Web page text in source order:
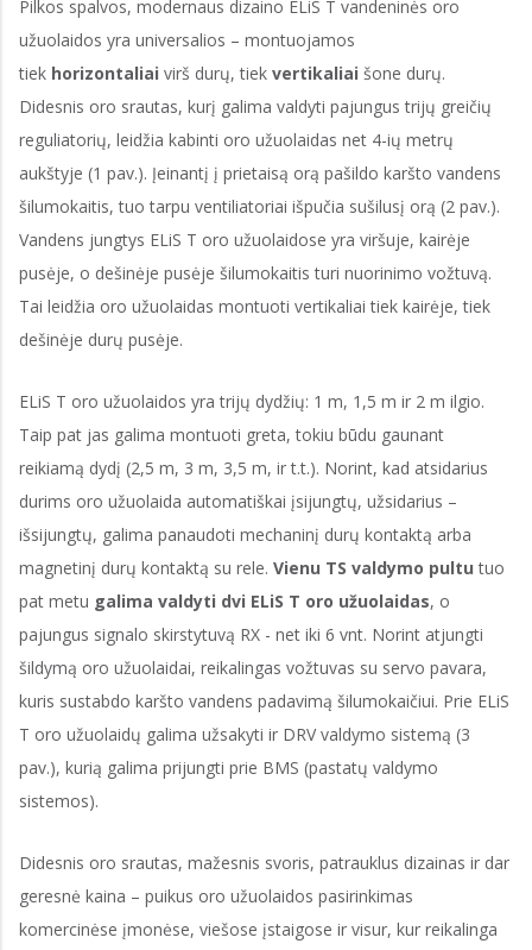
Pilkos spalvos, modernaus dizaino ELiS T vandeninės oro
užuolaidos yra universalios – montuojamos
tiek horizontaliai virš durų, tiek vertikaliai šone durų.
Didesnis oro srautas, kurį galima valdyti pajungus trijų greičių
reguliatorių, leidžia kabinti oro užuolaidas net 4-ių metrų
aukštyje (1 pav.). Įeinantį į prietaisą orą pašildo karšto vandens
šilumokaitis, tuo tarpu ventiliatoriai išpučia sušilusį orą (2 pav.).
Vandens jungtys ELiS T oro užuolaidose yra viršuje, kairėje
pusėje, o dešinėje pusėje šilumokaitis turi nuorinimo vožtuvą.
Tai leidžia oro užuolaidas montuoti vertikaliai tiek kairėje, tiek
dešinėje durų pusėje.
ELiS T oro užuolaidos yra trijų dydžių: 1 m, 1,5 m ir 2 m ilgio.
Taip pat jas galima montuoti greta, tokiu būdu gaunant
reikiamą dydį (2,5 m, 3 m, 3,5 m, ir t.t.). Norint, kad atsidarius
durims oro užuolaida automatiškai įsijungtų, užsidarius –
išsijungtų, galima panaudoti mechaninį durų kontaktą arba
magnetinį durų kontaktą su rele. Vienu TS valdymo pultu tuo
pat metu galima valdyti dvi ELiS T oro užuolaidas, o
pajungus signalo skirstytuvą RX - net iki 6 vnt. Norint atjungti
šildymą oro užuolaidai, reikalingas vožtuvas su servo pavara,
kuris sustabdo karšto vandens padavimą šilumokaičiui. Prie ELiS
T oro užuolaidų galima užsakyti ir DRV valdymo sistemą (3
pav.), kurią galima prijungti prie BMS (pastatų valdymo
sistemos).
Didesnis oro srautas, mažesnis svoris, patrauklus dizainas ir dar
geresnė kaina – puikus oro užuolaidos pasirinkimas
komercinėse įmonėse, viešose įstaigose ir visur, kur reikalinga